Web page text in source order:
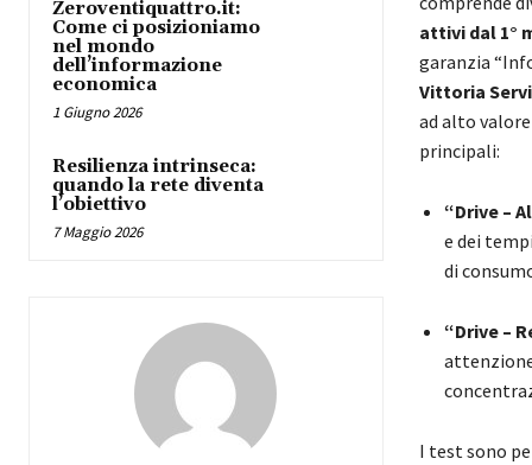
Zeroventiquattro.it:
Come ci posizioniamo
nel mondo
dell’informazione
economica
1 Giugno 2026
Resilienza intrinseca:
quando la rete diventa
l’obiettivo
7 Maggio 2026
attivi dal 1°
garanzia
Vittoria
ad alto
principali:
“Drive –
e dei
di
“Drive –
I test sono